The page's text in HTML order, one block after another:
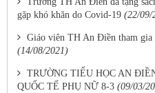
gặp khó khăn do Covid-19 (22/09/
Giáo viên TH An Điền tham gia
(14/08/2021)
TRƯỜNG TIỂU HỌC AN
QUỐC TẾ PHỤ NỮ 8-3 (09/03/